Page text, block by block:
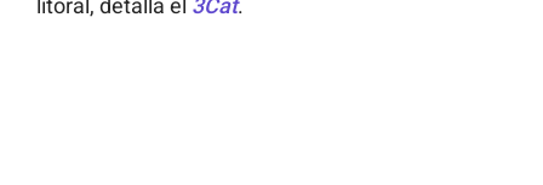
litoral, detalla el 3Cat.